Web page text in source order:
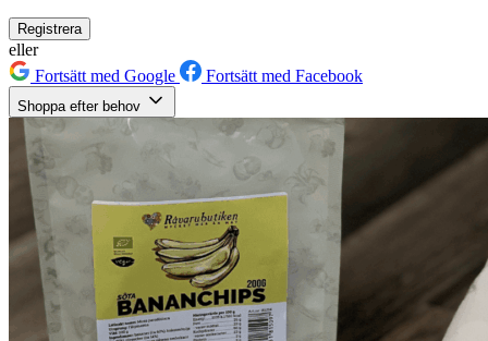
Registrera
eller
Fortsätt med Google
Fortsätt med Facebook
Shoppa efter behov